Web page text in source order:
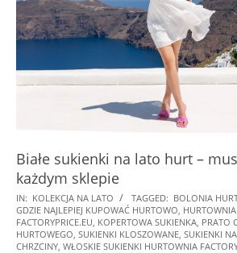
Białe sukienki na lato hurt –
każdym sklepie
2025-
01-
17
IN: KOLEKCJA NA LATO TAGGED: BOLONIA
GDZIE NAJLEPIEJ KUPOWAĆ HURTOWO, HURTOWNIA
FACTORYPRICE.EU, KOPERTOWA SUKIENKA, PRATO
HURTOWEGO, SUKIENKI KLOSZOWANE, SUKIENKI
CHRZCINY, WŁOSKIE SUKIENKI HURTOWNIA